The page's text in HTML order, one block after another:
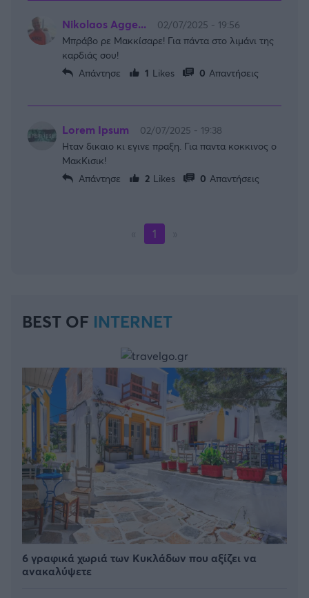
Nikolaos Agge...
02/07/2025 - 19:56
Μπράβο ρε Μακκίσαρε! Για πάντα στο λιμάνι της
καρδιάς σου!
Απάντησε
1 Likes 0 Απαντήσεις
Lorem Ipsum
02/07/2025 - 19:38
Ηταν δικαιο κι εγινε πραξη. Για παντα κοκκινος ο
ΜακΚισικ!
Απάντησε
2 Likes 0 Απαντήσεις
1
BEST OF INTERNET
6 γραφικά χωριά των Κυκλάδων που αξίζει να
ανακαλύψετε